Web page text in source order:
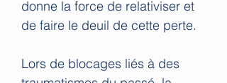
donne la force de relativiser et
de faire le deuil de cette perte.
Lors de blocages liés à des